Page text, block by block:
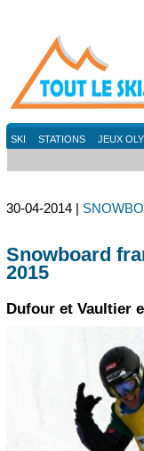
SKI STATIONS JEUX
30-04-2014 |
Snowboard
2015
Dufour et Vaultier